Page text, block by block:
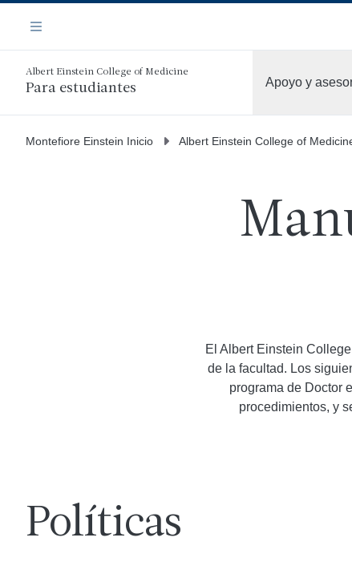
contenido
principal
Navegación
Menú
Albert Einstein College of Medicine
Para estudiantes Apoyo y
Montefiore Einstein Inicio Albert Einstein College of
El Albert Einstein
de la facultad. Los
programa de Doctor
procedimientos, y
Políticas